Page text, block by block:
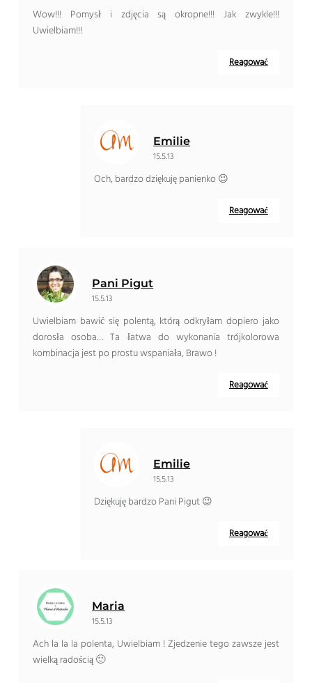
Wow!!! Pomysł i zdjęcia są okropne!!! Jak zwykle!!!
Uwielbiam!!!
Reagować
Emilie
15.5.13
Och, bardzo dziękuję panienko 😉
Reagować
Pani Pigut
15.5.13
Uwielbiam bawić się polentą, którą odkryłam dopiero jako
dorosła osoba… Ta łatwa do wykonania trójkolorowa
kombinacja jest po prostu wspaniała, Brawo !
Reagować
Emilie
15.5.13
Dziękuję bardzo Pani Pigut 😉
Reagować
Maria
15.5.13
Ach la la la polenta, Uwielbiam ! Zjedzenie tego zawsze jest
wielką radością 🙂